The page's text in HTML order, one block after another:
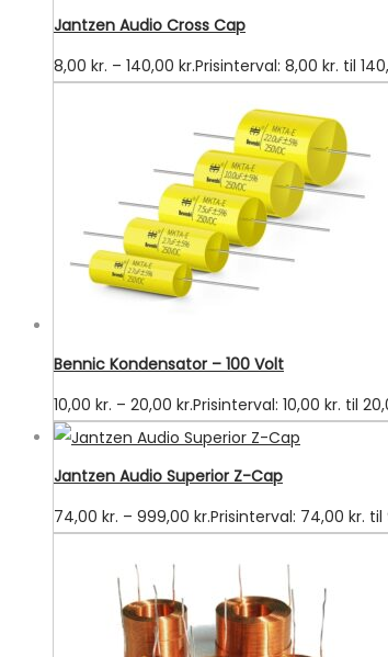
Jantzen Audio Cross Cap
8,00 kr. – 140,00 kr.Prisinterval: 8,00 kr. til
Bennic Kondensator – 100 Volt
10,00 kr. – 20,00 kr.Prisinterval: 10,00 kr. til
Jantzen Audio Superior Z-Cap
74,00 kr. – 999,00 kr.Prisinterval: 74,00 kr. til